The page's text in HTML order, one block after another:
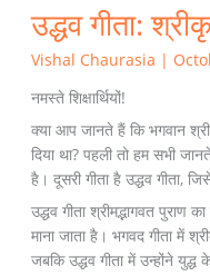
उद्धव गीता:
Vishal Chaurasia |
नमस्ते शिक्षार्थियों!
क्या आप जानते हैं कि भगवान
दिया था? पहली तो हम सभी
है। दूसरी गीता है उद्धव गीता,
उद्धव गीता श्रीमद्भागवत पुराण
माना जाता है। भगवद गीता में
जबकि उद्धव गीता में उन्होंने